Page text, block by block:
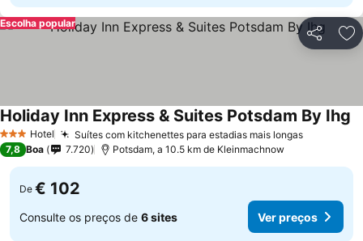
Partilhar
Escolha popular
3 EstrelasHotel Suítes com kitchenettes para estadias mais longas
Holiday Inn Express & Suites Potsdam By Ihg
7,8 Boa 7.720 Potsdam, a 10.5 km de Kleinmachnow
De € 102
Consulte os preços de 6 sites Ver preços